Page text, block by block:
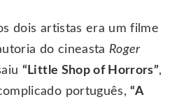
dois artistas era um filme
do cineasta Roger
“Little Shop of Horrors”,
português,“A